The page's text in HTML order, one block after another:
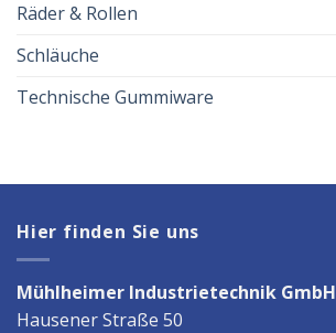
Räder & Rollen
Schläuche
Technische Gummiware
Hier finden Sie uns
Mühlheimer Industrietechnik GmbH
Hausener Straße 50